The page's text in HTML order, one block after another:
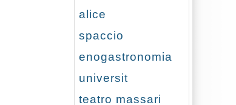
alice
spaccio
enogastronomia
universit
teatro massari